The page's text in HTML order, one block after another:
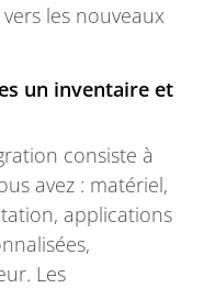
les nouveaux
un inventaire et
consiste à
avez : matériel,
applications
Les